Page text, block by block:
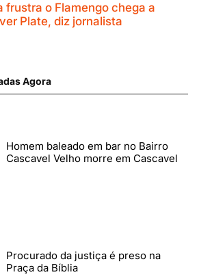
frustra o Flamengo chega a
Plate, diz jornalista
Agora
Homem baleado em bar no Bairro
Cascavel Velho morre em Cascavel
Procurado da justiça é preso na
Praça da Bíblia